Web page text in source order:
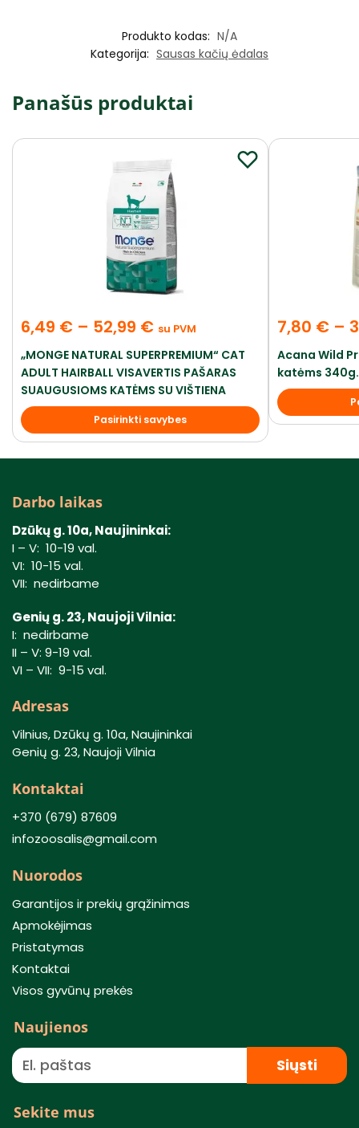
Produkto kodas: N/A
Kategorija: Sausas kačių ėdalas
Panašūs produktai
6,49 € – 52,99 € su PVM
„MONGE NATURAL SUPERPREMIUM“ CAT
ADULT HAIRBALL VISAVERTIS PAŠARAS
SUAUGUSIOMS KATĖMS SU VIŠTIENA
Pasirinkti savybes
7,80 € –
Acana Wild
katėms
Darbo laikas
Dzūkų g. 10a, Naujininkai:
I – V: 10-19 val.
VI: 10-15 val.
VII: nedirbame
Genių g. 23, Naujoji Vilnia:
I: nedirbame
II – V: 9-19 val.
VI – VII: 9-15 val.
Adresas
Vilnius, Dzūkų g. 10a, Naujininkai
Genių g. 23, Naujoji Vilnia
Kontaktai
+370 (679) 87609
infozoosalis@gmail.com
Nuorodos
Garantijos ir prekių grąžinimas
Apmokėjimas
Pristatymas
Kontaktai
Visos gyvūnų prekės
Naujienos
Siųsti
Sekite mus